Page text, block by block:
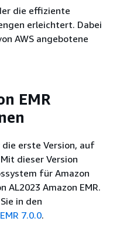
die effiziente
erleichtert. Dabei
AWS angebotene
EMR
die erste Version, auf
dieser Version
für Amazon
AL2023 Amazon EMR.
in den
7.0.0.